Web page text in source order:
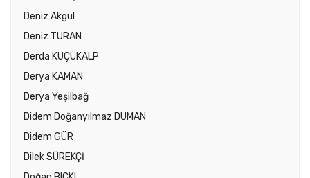
Deniz Akgül
Deniz TURAN
Derda KÜÇÜKALP
Derya KAMAN
Derya Yeşilbağ
Didem Doğanyılmaz DUMAN
Didem GÜR
Dilek SÜREKÇİ